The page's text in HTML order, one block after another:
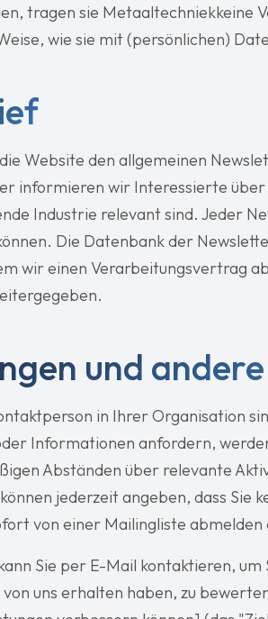
tragen sie Metaaltechniekkeine
wie sie mit (persönlichen)
Website den allgemeinen
informieren wir Interessierte
Industrie relevant sind. Jeder
Die Datenbank der
wir einen Verarbeitungsvertrag
und
in Ihrer Organisation
Informationen anfordern,
Abständen über relevante
jederzeit angeben, dass Sie
von einer Mailingliste
Sie per E-Mail kontaktieren,
von uns erhalten haben, zu